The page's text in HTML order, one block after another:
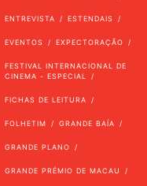
ENTREVISTA ESTENDAIS
EVENTOS EXPECTORAÇÃO
FESTIVAL INTERNACIONAL DE
CINEMA - ESPECIAL
FICHAS DE LEITURA
FOLHETIM GRANDE BAÍA
GRANDE PLANO
GRANDE PRÉMIO DE MACAU